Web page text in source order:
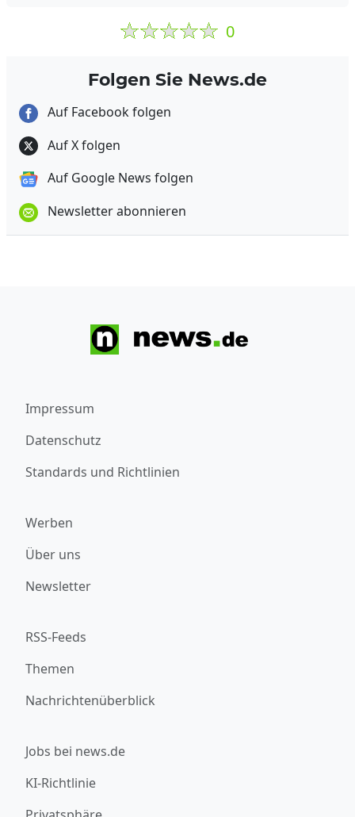
0
Folgen Sie News.de
Auf Facebook folgen
Auf X folgen
Auf Google News folgen
Newsletter abonnieren
Impressum
Datenschutz
Standards und Richtlinien
Werben
Über uns
Newsletter
RSS-Feeds
Themen
Nachrichtenüberblick
Jobs bei news.de
KI-Richtlinie